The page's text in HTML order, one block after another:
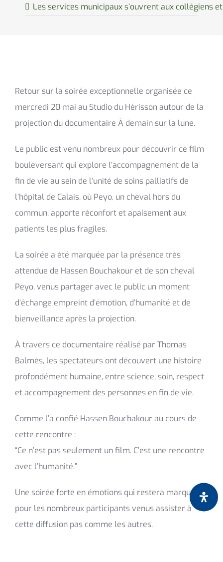
Les services municipaux s’ouvrent aux collégiens
Retour sur la soirée exceptionnelle organisée ce
mercredi 20 mai au Studio du Hérisson autour de la
projection du documentaire À demain sur la lune.
Le public est venu nombreux pour découvrir ce film
bouleversant qui explore l’accompagnement de la
fin de vie au sein de l’unité de soins palliatifs de
l’hôpital de Calais, où Peyo, un cheval hors du
commun, apporte réconfort et apaisement aux
patients les plus fragiles.
La soirée a été marquée par la présence très
attendue de Hassen Bouchakour et de son cheval
Peyo, venus partager avec le public un moment
d’échange empreint d’émotion, d’humanité et de
bienveillance après la projection.
À travers ce documentaire réalisé par Thomas
Balmès, les spectateurs ont découvert une histoire
profondément humaine, entre science, soin, respect
et accompagnement des personnes en fin de vie.
Comme l’a confié Hassen Bouchakour au cours de
cette rencontre :
“Ce n’est pas seulement un film. C’est une rencontre
avec l’humanité.”
Une soirée forte en émotions qui restera marquante
pour les nombreux participants venus assister à
cette diffusion pas comme les autres.